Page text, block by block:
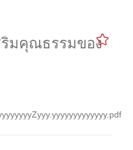
ริมคุณธรรมของ